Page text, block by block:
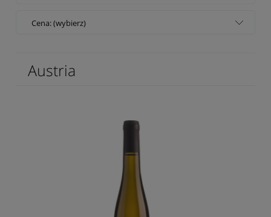
Cena: (wybierz)
Austria